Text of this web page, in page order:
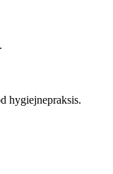
hygiejnepraksis.